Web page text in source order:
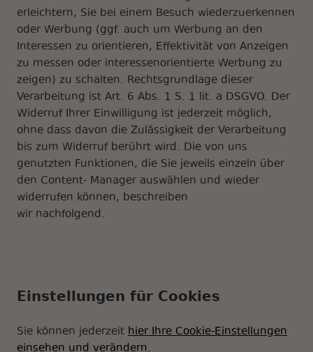
erleichtern, Sie bei einem Besuch wiederzuerkennen
oder Werbung (ggf. auch um Werbung an den
Interessen zu orientieren, Effektivität von Anzeigen
zu messen oder interessenorientierte Werbung zu
zeigen) zu schalten. Rechtsgrundlage dieser
Verarbeitung ist Art. 6 Abs. 1 S. 1 lit. a DSGVO. Der
Widerruf Ihrer Einwilligung ist jederzeit möglich,
ohne dass davon die Zulässigkeit der Verarbeitung
bis zum Widerruf berührt wird. Die von uns
genutzten Funktionen, die Sie jeweils einzeln über
den Content- Manager auswählen und wieder
widerrufen können, beschreiben
wir nachfolgend.
Einstellungen für Cookies
Sie können jederzeit hier Ihre Cookie-Einstellungen